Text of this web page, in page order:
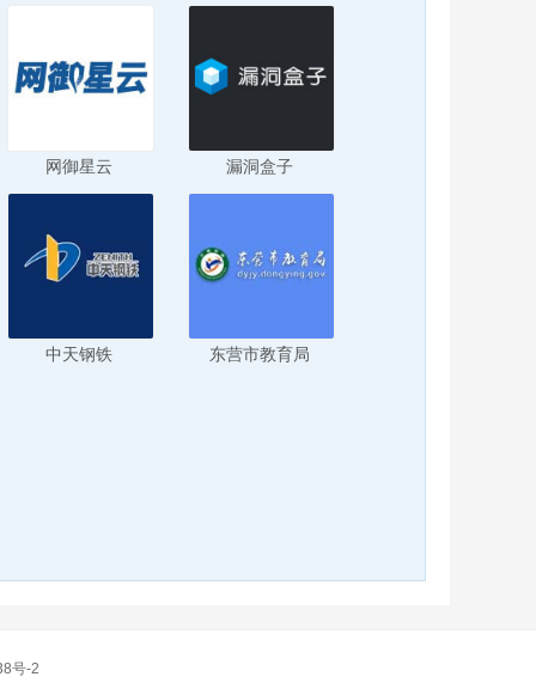
网御星云 漏洞盒子
中天钢铁 东营市教育局
号-2